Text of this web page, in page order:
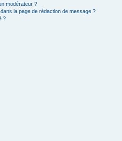
modérateur ?
la page de rédaction de message ?
?